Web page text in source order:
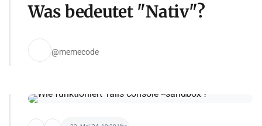
Was bedeutet "Nativ"?
@memecode